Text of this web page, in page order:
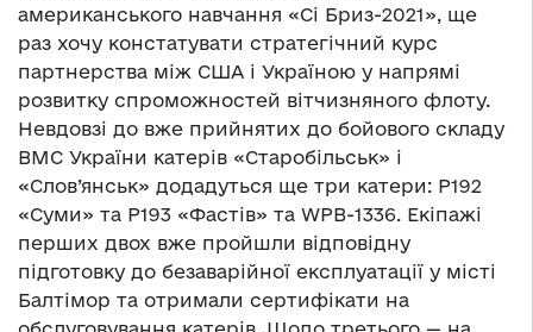
американського навчання «Сі Бриз-2021», ще
раз хочу констатувати стратегічний курс
партнерства між США і Україною у напрямі
розвитку спроможностей вітчизняного флоту.
Невдовзі до вже прийнятих до бойового складу
ВМС України катерів «Старобільськ» і
«Слов’янськ» додадуться ще три катери: P192
«Суми» та P193 «Фастів» та WPB-1336. Екіпажі
перших двох вже пройшли відповідну
підготовку до безаварійної експлуатації у місті
Балтімор та отримали сертифікати на